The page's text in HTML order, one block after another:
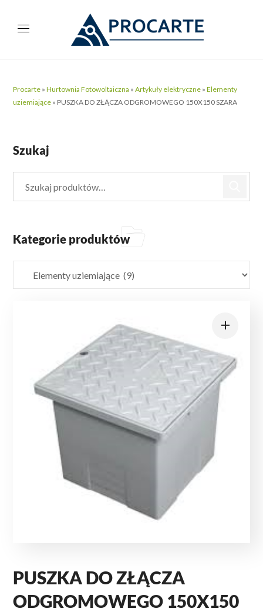
Procarte »Hurtownia Fotowoltaiczna »Artykuły elektryczne »Elementy
uziemiające » PUSZKA DO ZŁĄCZA ODGROMOWEGO 150X150 SZARA
PUSZKA DO ZŁĄCZA
ODGROMOWEGO 150X150
Szukaj
Kategorie produktów